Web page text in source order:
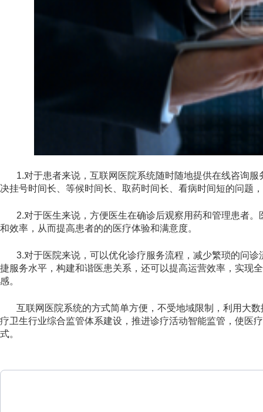
1.对于患者来说，互联网医院系统随时随地提供在线咨询
决挂号时间长、等候时间长、取药时间长、看病时间短的问题
2.对于医生来说，方便医生在确诊后观察用药和管理患者
和效率，从而提高患者的的医疗体验和满意度。
3.对于医院来说，可以优化诊疗服务流程，减少繁琐的问
捷服务水平，构建和谐医患关系，还可以提高运营效率，实现
感。
互联网医院系统的方式简单方便，不受地域限制，利用大
疗卫生行业综合监管体系建设，推进诊疗活动智能监管，使医
式。